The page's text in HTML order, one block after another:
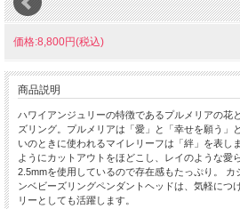
価格:8,800円(税込)
商品説明
ハワイアンジュリーの特徴であるプルメリアの花
ズリング。プルメリアは「愛」と「幸せを願う」
いのときに使われるマイレリーフは「絆」を表し
ようにカットアウトをほどこし、レイのような愛
2.5mmを使用しているので存在感もたっぷり。 カ
ンベビーズリングペンダントヘッドは、気軽につ
リーとしても活躍します。